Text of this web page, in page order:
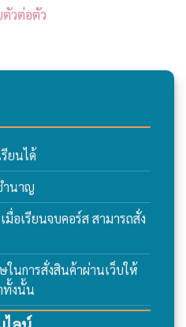
ตัวต่อตัว
ยนได้
ำนาญ
อเรียนจบคอร์ส สามารถสั่ง
นการสั่งสินค้าผ่านเว็บให้
ทั้งนั้น